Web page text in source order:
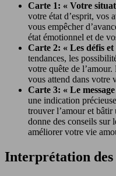
Carte 1: « Votre
votre état d’esprit, vos
vous empêcher
état émotionnel et de
Carte 2: « Les défis
tendances, les
votre quête de
vous attend dans votre
Carte 3: « Le
une indication
trouver l’amour et
donne des conseils sur
améliorer votre vie
Interprétation des